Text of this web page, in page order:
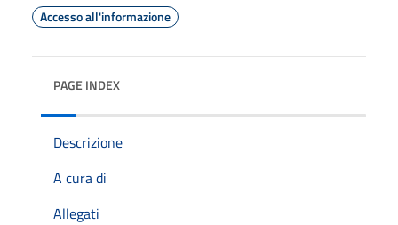
Accesso all'informazione
PAGE INDEX
Descrizione
A cura di
Allegati